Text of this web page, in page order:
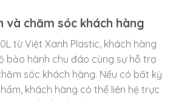
và chăm sóc khách hàng
từ Việt Xanh Plastic, khách hàng
bảo hành chu đáo cùng sự hỗ trợ
sóc khách hàng. Nếu có bất kỳ
khách hàng có thể liên hệ trực